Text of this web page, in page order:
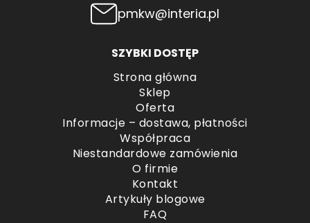
pmkw@interia.pl
SZYBKI DOSTĘP
Strona główna
Sklep
Oferta
Informacje – dostawa, płatności
Współpraca
Niestandardowe zamówienia
O firmie
Kontakt
Artykuły blogowe
FAQ